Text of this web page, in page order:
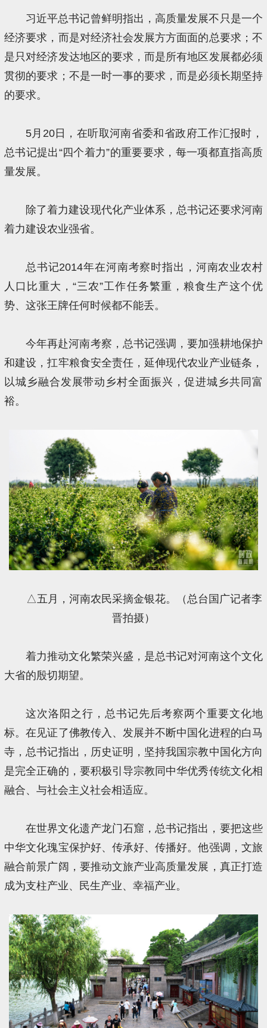
习近平总书记曾鲜明指出，高质量发展不只是一个
经济要求，而是对经济社会发展方方面面的总要求；不
是只对经济发达地区的要求，而是所有地区发展都必须
贯彻的要求；不是一时一事的要求，而是必须长期坚持
的要求。
5月20日，在听取河南省委和省政府工作汇报时，
总书记提出“四个着力”的重要要求，每一项都直指高质
量发展。
除了着力建设现代化产业体系，总书记还要求河南
着力建设农业强省。
总书记2014年在河南考察时指出，河南农业农村
人口比重大，“三农”工作任务繁重，粮食生产这个优
势、这张王牌任何时候都不能丢。
今年再赴河南考察，总书记强调，要加强耕地保护
和建设，扛牢粮食安全责任，延伸现代农业产业链条，
以城乡融合发展带动乡村全面振兴，促进城乡共同富
裕。
△五月，河南农民采摘金银花。（总台国广记者李
晋拍摄）
着力推动文化繁荣兴盛，是总书记对河南这个文化
大省的殷切期望。
这次洛阳之行，总书记先后考察两个重要文化地
标。在见证了佛教传入、发展并不断中国化进程的白马
寺，总书记指出，历史证明，坚持我国宗教中国化方向
是完全正确的，要积极引导宗教同中华优秀传统文化相
融合、与社会主义社会相适应。
在世界文化遗产龙门石窟，总书记指出，要把这些
中华文化瑰宝保护好、传承好、传播好。他强调，文旅
融合前景广阔，要推动文旅产业高质量发展，真正打造
成为支柱产业、民生产业、幸福产业。